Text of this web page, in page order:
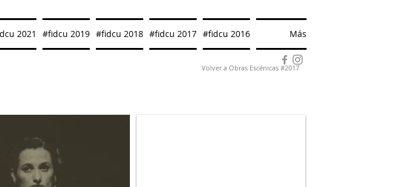
2021 #fidcu 2019 #fidcu 2018 #fidcu 2017 #fidcu 2016 Más
Volver a Obras Escénicas #2017